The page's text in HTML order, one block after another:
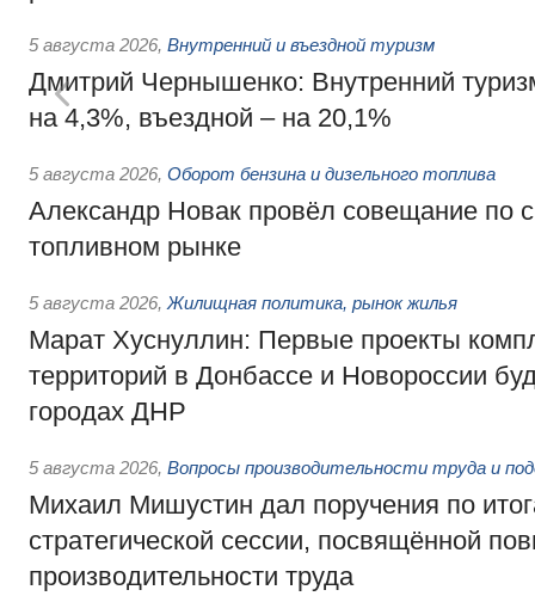
5 августа 2026, Внутренний и въездной туризм
Дмитрий Чернышенко: Внутренний
на 4,3%, въездной – на 20,1%
5 августа 2026, Оборот бензина и дизельного топлива
Александр Новак провёл совещание по
топливном рынке
5 августа 2026, Жилищная политика, рынок жилья
Марат Хуснуллин: Первые проекты
территорий в Донбассе и Новороссии
городах ДНР
5 августа 2026, Вопросы производительности труда и
Михаил Мишустин дал поручения по
стратегической сессии, посвящённой
производительности труда